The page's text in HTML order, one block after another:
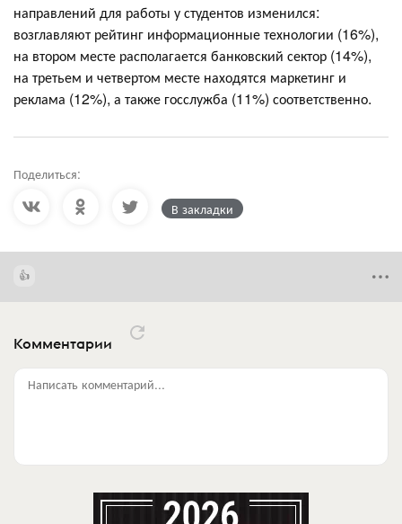
направлений для работы у студентов изменился:
возглавляют рейтинг информационные технологии (16%),
на втором месте располагается банковский сектор (14%),
на третьем и четвертом месте находятся маркетинг и
реклама (12%), а также госслужба (11%) соответственно.
Поделиться:
В закладки
Комментарии
Написать комментарий...